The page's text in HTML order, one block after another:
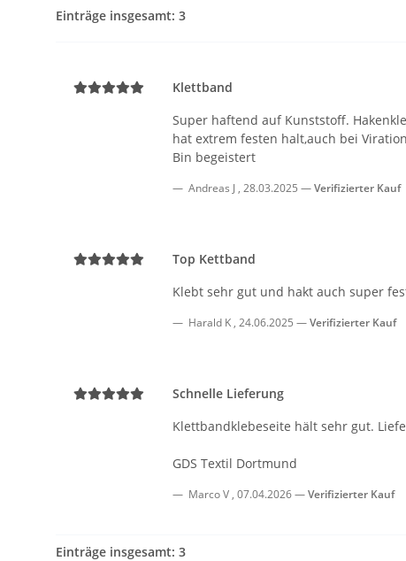
Einträge insgesamt: 3
Klettband
Super haftend auf Kunststoff.
hat extrem festen halt,auch bei
Bin begeistert
Andreas J , 28.03.2025 Verifizierter Kauf
Top Kettband
Klebt sehr gut und hakt auch super
Harald K , 24.06.2025 Verifizierter Kauf
Schnelle Lieferung
Klettbandklebeseite hält sehr gut.
GDS Textil Dortmund
Marco V , 07.04.2026 Verifizierter Kauf
Einträge insgesamt: 3